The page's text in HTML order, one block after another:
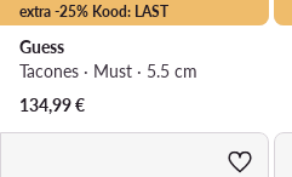
extra -25% Kood: LAST
Guess
Tacones · Must · 5.5 cm
134,99€